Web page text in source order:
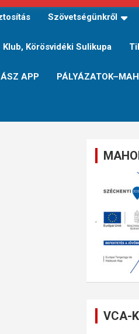
Szövetségünkről
Klub, Körösvidéki Sulikupa
APP
VCA-